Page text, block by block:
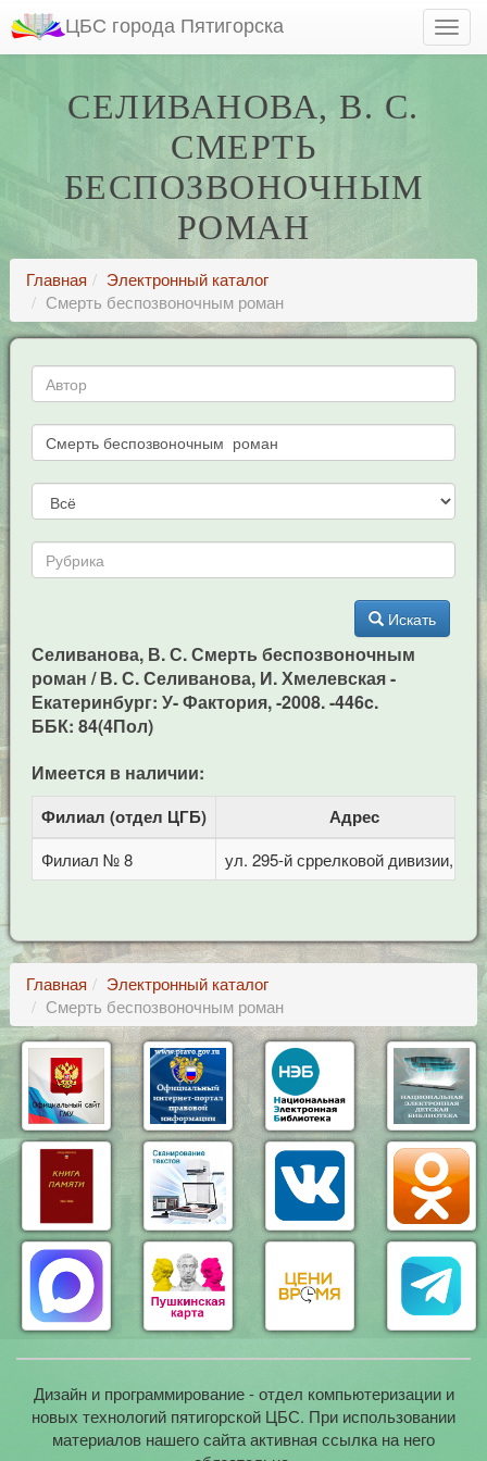
ЦБС города Пятигорска
СЕЛИВАНОВА, В. С.
СМЕРТЬ
БЕСПОЗВОНОЧНЫМ
РОМАН
Главная
Электронный каталог
Смерть беспозвоночным роман
Искать
Селиванова, В. С. Смерть беспозвоночным
роман / В. С. Селиванова, И. Хмелевская -
Екатеринбург: У- Фактория, -2008. -446c.
ББК: 84(4Пол)
Имеется в наличии:
Филиал (отдел ЦГБ) Адрес
Филиал № 8 ул. 295-й сррелковой дивизии, 114
Главная
Электронный каталог
Смерть беспозвоночным роман
Дизайн и программирование - отдел компьютеризации и
новых технологий пятигорской ЦБС. При использовании
материалов нашего сайта активная ссылка на него